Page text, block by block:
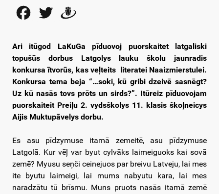
FacebookTwitter
Ari itūgod LaKuGa pīduovoj puorskaitet
latgaliski
topušūs dorbus Latgolys lauku školu jaunradis
konkursa ītvorūs, kas veļteits literatei Naaizmierstulei.
Konkursa tema beja “…soki, kū gribi dzeivē sasnēgt?
Uz kū nasās tovs prōts un sirds?”. Itūreiz pīduovojam
puorskaiteit Preiļu 2. vydsškolys 11. klasis škoļneicys
Aijis Muktupāvelys dorbu.
Es asu pīdzymuse itamā zemeitē, asu pīdzymuse
Latgolā. Kur vēļ var byut cylvāks laimeiguoks kai sovā
zemē? Myusu seņči ceinejuos par breivu Latveju, lai mes
ite byutu laimeigi, lai mums nabyutu kara, lai mes
naradzātu tū brīsmu. Muns pruots nasās itamā zemē